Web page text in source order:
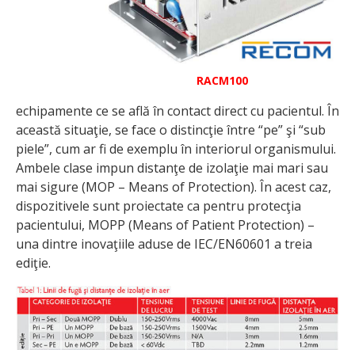
RACM100
echipamente ce se află în contact direct cu pacientul. În
această situaţie, se face o distincţie între “pe” şi “sub
piele”, cum ar fi de exemplu în interiorul organismului.
Ambele clase impun distanţe de izolaţie mai mari sau
mai sigure (MOP – Means of Protection). În acest caz,
dispozitivele sunt proiectate ca pentru protecţia
pacientului, MOPP (Means of Patient Protection) –
una dintre inovaţiile aduse de IEC/EN60601 a treia
ediţie.